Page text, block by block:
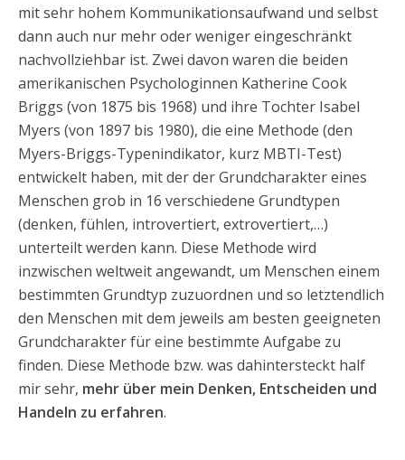
mit sehr hohem Kommunikationsaufwand und selbst
dann auch nur mehr oder weniger eingeschränkt
nachvollziehbar ist. Zwei davon waren die beiden
amerikanischen Psychologinnen Katherine Cook
Briggs (von 1875 bis 1968) und ihre Tochter Isabel
Myers (von 1897 bis 1980), die eine Methode (den
Myers-Briggs-Typenindikator, kurz MBTI-Test)
entwickelt haben, mit der der Grundcharakter eines
Menschen grob in 16 verschiedene Grundtypen
(denken, fühlen, introvertiert, extrovertiert,…)
unterteilt werden kann. Diese Methode wird
inzwischen weltweit angewandt, um Menschen einem
bestimmten Grundtyp zuzuordnen und so letztendlich
den Menschen mit dem jeweils am besten geeigneten
Grundcharakter für eine bestimmte Aufgabe zu
finden. Diese Methode bzw. was dahintersteckt half
mir sehr, mehr über mein Denken, Entscheiden und
Handeln zu erfahren.